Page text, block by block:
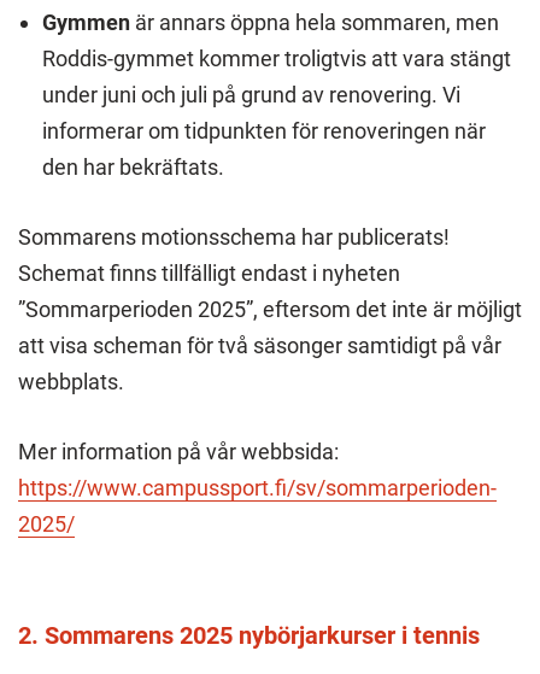
Gymmen är annars öppna hela sommaren, men
Roddis-gymmet kommer troligtvis att vara stängt
under juni och juli på grund av renovering. Vi
informerar om tidpunkten för renoveringen när
den har bekräftats.
Sommarens motionsschema har publicerats!
Schemat finns tillfälligt endast i nyheten
”Sommarperioden 2025”, eftersom det inte är möjligt
att visa scheman för två säsonger samtidigt på vår
webbplats.
Mer information på vår webbsida:
https://www.campussport.fi/sv/sommarperioden-
2025/
2. Sommarens 2025 nybörjarkurser i tennis